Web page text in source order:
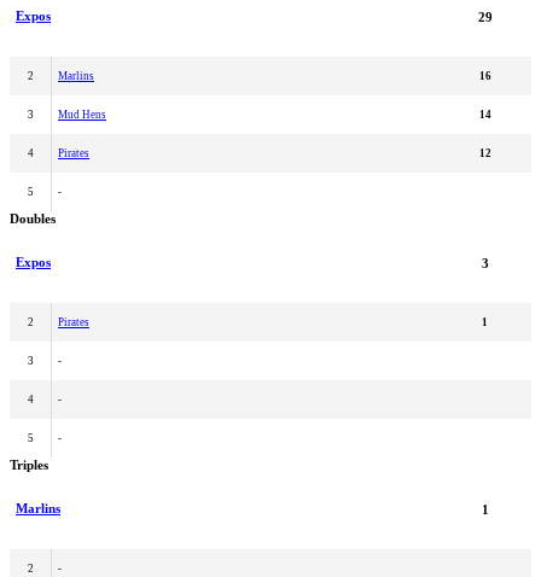
Expos 29
2 Marlins 16
3 Mud Hens 14
4 Pirates 12
5 -
Doubles
Expos 3
2 Pirates 1
3 -
4 -
5 -
Triples
Marlins 1
2 -